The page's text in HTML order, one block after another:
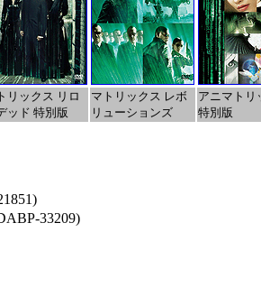
リックス リロ
ッド 特別版
マトリックス レボ
リューションズ
アニマトリ
特別版
33209)